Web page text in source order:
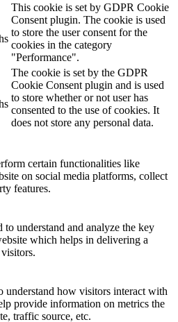
This cookie is set by GDPR Cookie
Consent plugin. The cookie is used
to store the user consent for the
cookies in the category
"Performance".
The cookie is set by the GDPR
Cookie Consent plugin and is used
to store whether or not user has
consented to the use of cookies. It
does not store any personal data.
certain functionalities like
on social media platforms, collect
features.
to understand and analyze the key
which helps in delivering a
understand how visitors interact with
provide information on metrics the
traffic source, etc.